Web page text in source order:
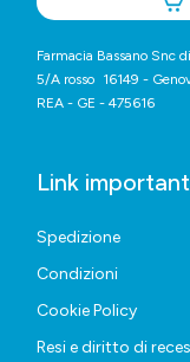
Farmacia Bassano Snc
5/A rosso 16149 -
REA - GE - 475616
Link
Spedizione
Condizioni
Cookie Policy
Resi e diritto di